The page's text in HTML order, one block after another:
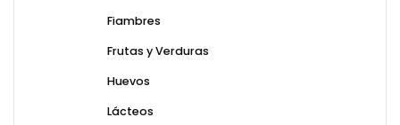
Fiambres
Frutas y Verduras
Huevos
Lácteos